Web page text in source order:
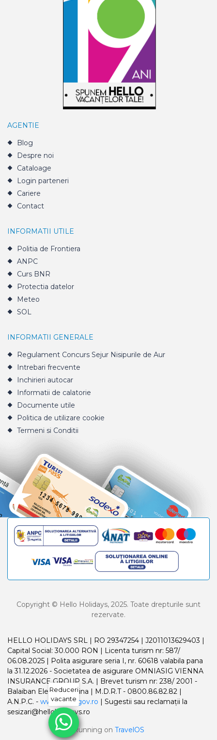
AGENTIE
Blog
Despre noi
Cataloage
Login parteneri
Cariere
Contact
INFORMATII UTILE
Politia de Frontiera
ANPC
Curs BNR
Protectia datelor
Meteo
SOL
INFORMATII GENERALE
Regulament Concurs Sejur Nisipurile de Aur
Intrebari frecvente
Inchirieri autocar
Informatii de calatorie
Documente utile
Politica de utilizare cookie
Termeni si Conditii
Copyright © Hello Holidays, 2025. Toate drepturile sunt
rezervate.
HELLO HOLIDAYS SRL | RO 29347254 | J2011013629403 |
Capital Social: 30.000 RON | Licenta turism nr: 587/
06.08.2025 | Polita asigurare seria I, nr. 60618 valabila pana
la 31.12.2026 - Societatea de asigurare OMNIASIG VIENNA
INSURANCE GROUP S.A. | Brevet turism nr: 238/ 2001 -
Balaiban Elena Madalina | M.D.R.T - 0800.86.82.82 |
A.N.P.C. - www.anpc.gov.ro | Sugestii sau reclamații la
sesizari@helloholidays.ro
Running on TravelOS
Reduceri
vacante